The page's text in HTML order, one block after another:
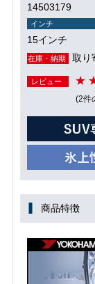
14503179
インチ
15インチ
在庫・納期 取り
レビュー
(2件
商品特徴